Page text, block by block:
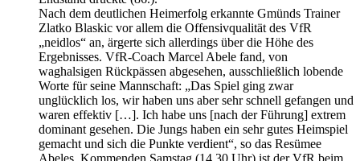
Nach dem deutlichen Heimerfolg erkannte Gmünds Trainer
Zlatko Blaskic vor allem die Offensivqualität des VfR
„neidlos“ an, ärgerte sich allerdings über die Höhe des
Ergebnisses. VfR-Coach Marcel Abele fand, von
waghalsigen Rückpässen abgesehen, ausschließlich lobende
Worte für seine Mannschaft: „Das Spiel ging zwar
unglücklich los, wir haben uns aber sehr schnell gefangen und
waren effektiv […]. Ich habe uns [nach der Führung] extrem
dominant gesehen. Die Jungs haben ein sehr gutes Heimspiel
gemacht und sich die Punkte verdient“, so das Resümee
Abeles. Kommenden Samstag (14.30 Uhr) ist der VfR beim